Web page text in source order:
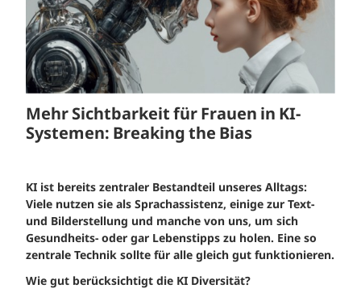
Mehr Sichtbarkeit für Frauen in KI-
Systemen: Breaking the Bias
KI ist bereits zentraler Bestandteil unseres Alltags:
Viele nutzen sie als Sprachassistenz, einige zur Text-
und Bilderstellung und manche von uns, um sich
Gesundheits- oder gar Lebenstipps zu holen. Eine so
zentrale Technik sollte für alle gleich gut funktionieren.
Wie gut berücksichtigt die KI Diversität?